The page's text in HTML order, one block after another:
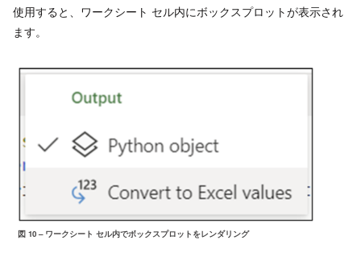
使用すると、ワークシート セル内にボックスプロットが表示され
ます。
図 10 – ワークシート セル内でボックスプロットをレンダリング